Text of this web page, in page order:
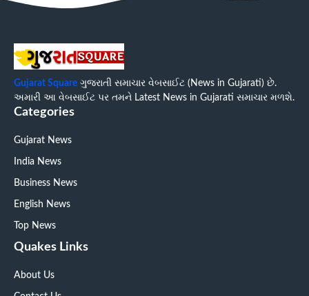
Gujarat Square ગુજરાતી સમાચાર વેબસાઈટ (News in Gujarati) છે.
અમારી આ વેબસાઈટ પર તમને Latest News in Gujarati સમાચાર મળશે.
Categories
Gujarat News
India News
Business News
English News
Top News
Quakes Links
About Us